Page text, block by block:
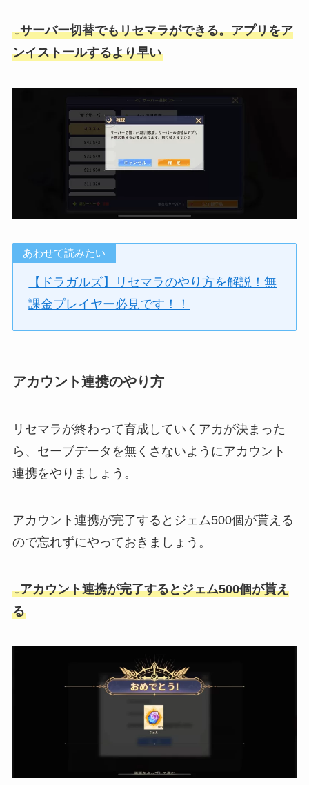
↓サーバー切替でもリセマラができる。アプリをア
ンイストールするより早い
あわせて読みたい
【ドラガルズ】リセマラのやり方を解説！無
課金プレイヤー必見です！！
アカウント連携のやり方
リセマラが終わって育成していくアカが決まった
ら、セーブデータを無くさないようにアカウント
連携をやりましょう。
アカウント連携が完了するとジェム500個が貰える
ので忘れずにやっておきましょう。
↓アカウント連携が完了するとジェム500個が貰え
る